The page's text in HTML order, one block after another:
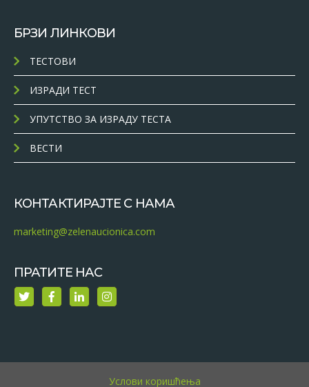
БРЗИ ЛИНКОВИ
ТЕСТОВИ
ИЗРАДИ ТЕСТ
УПУТСТВО ЗА ИЗРАДУ ТЕСТА
ВЕСТИ
КОНТАКТИРАЈТЕ С НАМА
marketing@zelenaucionica.com
ПРАТИТЕ НАС
Услови коришћења